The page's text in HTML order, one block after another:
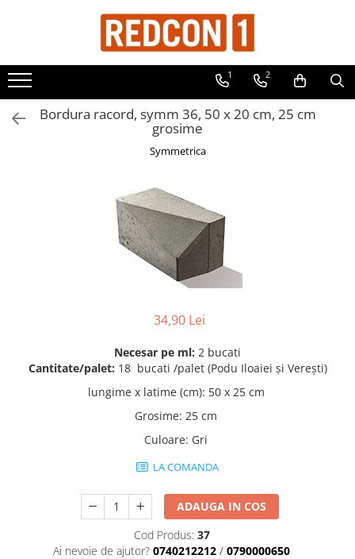
Toate Produsele
Materiale de constructii
Adezivi, mortare si tencuieli
Echipamente de protectie
Grund pentru tencuiala decorativa
Tencuiala decorativa
Termoizolatii
Accesorii pentru termosistem
Vata minerala bazaltica
1 2
Bordura racord, symm 36, 50 x 20 cm, 25 cm
grosime
Symmetrica
34,90 Lei
Necesar pe ml: 2 bucati
Cantitate/palet: 18 bucati /palet (Podu Iloaiei și Verești)
lungime x latime (cm): 50 x 25 cm
Grosime: 25 cm
Culoare: Gri
LA COMANDA
ADAUGA IN COS
Cod Produs: 37
Ai nevoie de ajutor? 0740212212 / 0790000650